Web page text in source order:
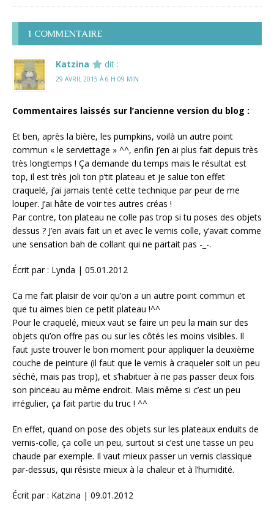
1 COMMENTAIRE
Katzina dit :
29 AVRIL 2015 À 6 H 09 MIN
Commentaires laissés sur l’ancienne version du blog :
Et ben, après la bière, les pumpkins, voilà un autre point
commun « le serviettage » ^^, enfin j’en ai plus fait depuis très
très longtemps ! Ça demande du temps mais le résultat est
top, il est très joli ton p’tit plateau et je salue ton effet
craquelé, j’ai jamais tenté cette technique par peur de me
louper. J’ai hâte de voir tes autres créas !
Par contre, ton plateau ne colle pas trop si tu poses des objets
dessus ? J’en avais fait un et avec le vernis colle, y’avait comme
une sensation bah de collant qui ne partait pas -_-.
Écrit par : Lynda | 05.01.2012
Ca me fait plaisir de voir qu’on a un autre point commun et
que tu aimes bien ce petit plateau !^^
Pour le craquelé, mieux vaut se faire un peu la main sur des
objets qu’on offre pas ou sur les côtés les moins visibles. Il
faut juste trouver le bon moment pour appliquer la deuxième
couche de peinture (il faut que le vernis à craqueler soit un peu
séché, mais pas trop), et s’habituer à ne pas passer deux fois
son pinceau au même endroit. Mais même si c’est un peu
irrégulier, ça fait partie du truc ! ^^
En effet, quand on pose des objets sur les plateaux enduits de
vernis-colle, ça colle un peu, surtout si c’est une tasse un peu
chaude par exemple. Il vaut mieux passer un vernis classique
par-dessus, qui résiste mieux à la chaleur et à l’humidité.
Écrit par : Katzina | 09.01.2012